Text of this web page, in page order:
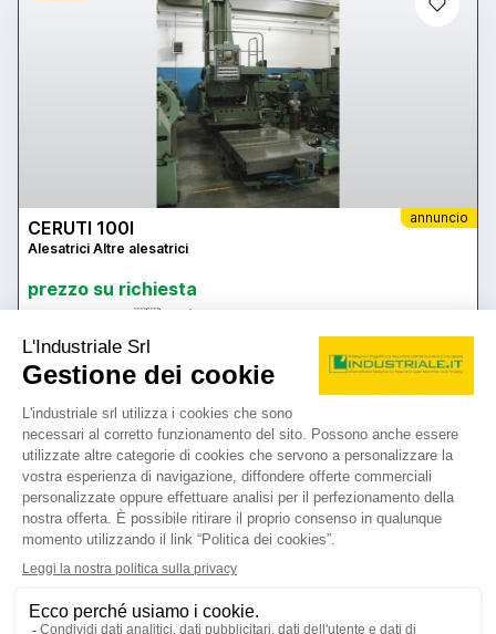
sleeve in both rotation - directions are pivoted as a C- axis.
Universal angle drilling / milling head Extended spindle head Short
spindle head Coolant system 1500 l Internal coolant supply 24 bar
External coolant supply 2 bar Chip conveyor, length 10 meters
Portable control panel for : Axis selection , Jog axes and spindle ,
feed - start / stop , emergency stop. Hydrostatic for the X -axis and
annuncio
CERUTI 100l
Alesatrici Altre alesatrici
prezzo su richiesta
🇮🇹
Italia
25IND196
mtt
contatta
vedi di più
usato